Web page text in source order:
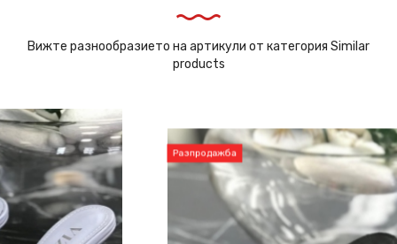
Вижте разнообразието на артикули от категория Similar
products
Разпродажба